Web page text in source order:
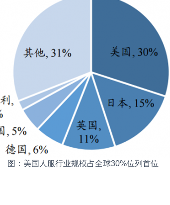
图：美国人服行业规模占全球30%位列首位